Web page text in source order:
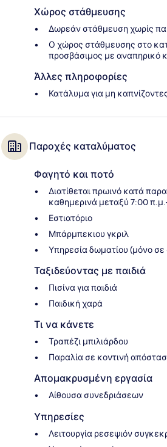
Χώρος στάθμευσης
Δωρεάν στάθμευση χωρίς
Ο χώρος στάθμευσης στο
προσβάσιμος με αναπηρικό
Άλλες πληροφορίες
Κατάλυμα για μη
Παροχές καταλύματος
Φαγητό και ποτό
Διατίθεται πρωινό κατά
καθημερινά μεταξύ 7:00
Εστιατόριο
Μπάρμπεκιου γκριλ
Υπηρεσία δωματίου (μόνο
Ταξιδεύοντας με παιδιά
Πισίνα για παιδιά
Παιδική χαρά
Τι να κάνετε
Τραπέζι μπιλιάρδου
Παραλία σε κοντινή
Απομακρυσμένη εργασία
Αίθουσα συνεδριάσεων
Υπηρεσίες
Λειτουργία ρεσεψιόν